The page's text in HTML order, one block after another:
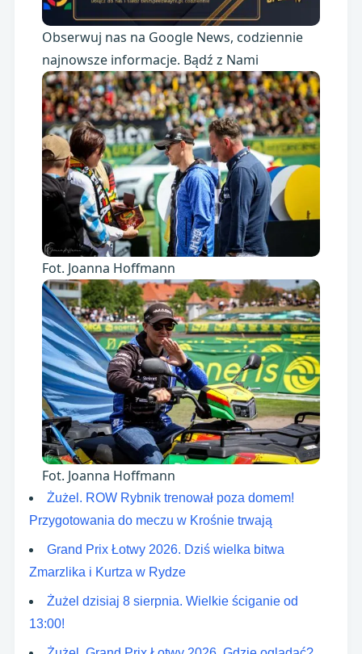
Obserwuj nas na Google News, codziennie
najnowsze informacje. Bądź z Nami
Fot. Joanna Hoffmann
Fot. Joanna Hoffmann
Żużel. ROW Rybnik trenował poza domem!
Przygotowania do meczu w Krośnie trwają
Grand Prix Łotwy 2026. Dziś wielka bitwa
Zmarzlika i Kurtza w Rydze
Żużel dzisiaj 8 sierpnia. Wielkie ściganie od
13:00!